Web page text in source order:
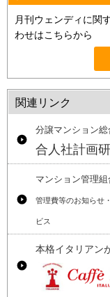
月刊ウェンディに関
わせはこちらから
関連リンク
分譲マンション
合人社計画
マンション管理組
管理費等のお知らせ
ビス
本格イタリアン